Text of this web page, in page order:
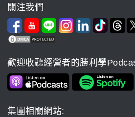
關注我們
歡迎收聽經營者的勝利學
集團相關網站: